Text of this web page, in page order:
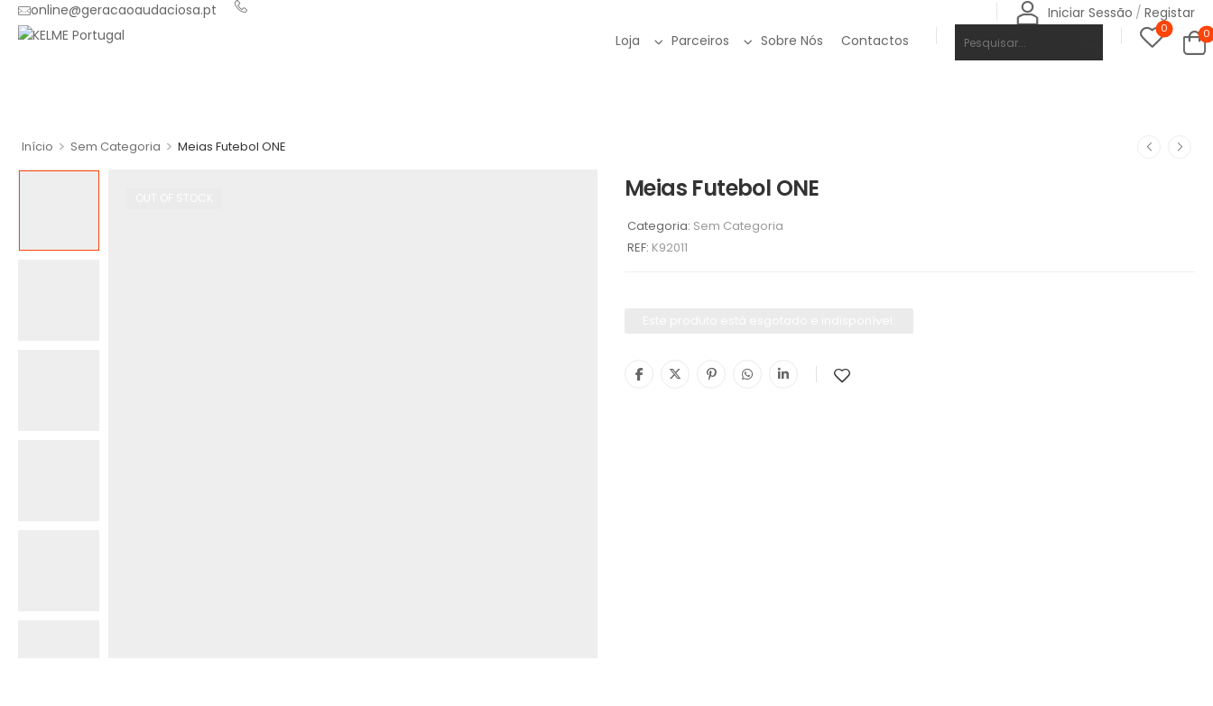
online@geracaoaudaciosa.pt Iniciar Sessão / Registar
Loja
Parceiros Sobre Nós Contactos
0 0
Início > Sem Categoria > Meias Futebol ONE
Meias Futebol ONE
Categoria: Sem Categoria
REF: K92011